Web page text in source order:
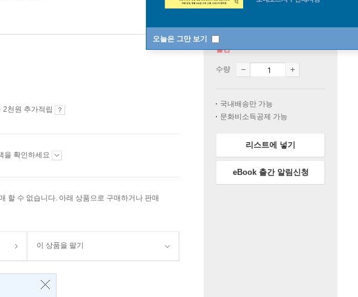
오늘은 그만 보기
2천원 추가적립
을 확인하세요
할 수 없습니다. 아래 상품으로 구매하거나 판매
이 상품을 팔기
절판
수량
국내배송만 가능
문화비소득공제 가능
리스트에 넣기
eBook 출간 알림신청